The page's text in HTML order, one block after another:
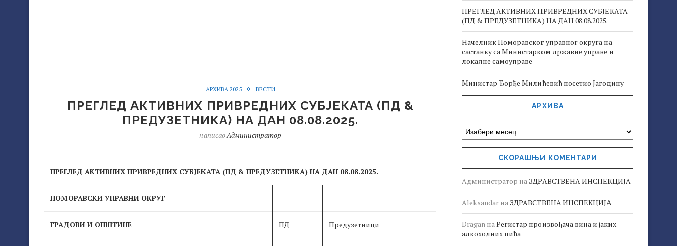
АРХИВА 2025 ВЕСТИ
ПРЕГЛЕД АКТИВНИХ ПРИВРЕДНИХ СУБЈЕКАТА (ПД &
ПРЕДУЗЕТНИКА) НА ДАН 08.08.2025.
написаоАдминистратор
ПРЕГЛЕД АКТИВНИХ ПРИВРЕДНИХ СУБЈЕКАТА (ПД & ПРЕДУЗЕТНИКА) НА ДАН 08.08.2025.
ПОМОРАВСКИ УПРАВНИ ОКРУГ
ГРАДОВИ И ОПШТИНЕ ПД Предузетници
ПРЕГЛЕД АКТИВНИХ ПРИВРЕДНИХ СУБЈЕКАТА
(ПД & ПРЕДУЗЕТНИКА) НА ДАН 08.08.2025.
Начелник Поморавског управног округа на
састанку са Министарком државне управе и
локалне самоуправе
Министар Ђорђе Милићевић посетио Јагодину
АРХИВА
СКОРАШЊИ КОМЕНТАРИ
Администратор на ЗДРАВСТВЕНА ИНСПЕКЦИЈА
Aleksandar на ЗДРАВСТВЕНА ИНСПЕКЦИЈА
Dragan наРегистар произвођача вина и јаких
алкохолних пића